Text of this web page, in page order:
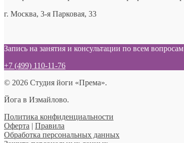
г. Москва, 3-я Парковая, 33
Запись на занятия и консультации по всем вопросам
+7 (499) 110-11-76
© 2026 Студия йоги «Према».
Йога в Измайлово.
Политика конфиденциальности
Оферта | Правила
Обработка персональных данных